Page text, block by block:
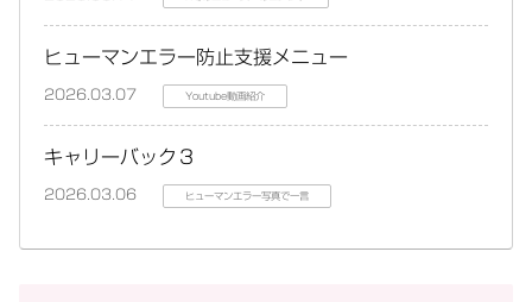
ヒューマンエラー防止支援メニュー
2026.03.07 Youtube動画紹介
キャリーバック３
2026.03.06 ヒューマンエラー写真で一言